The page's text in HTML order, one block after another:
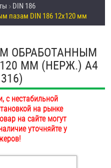
инструмент
DIN 186
пазам DIN 186 12х120 мм
ОБРАБОТАННЫМ
ММ (НЕРЖ.) A4
с нестабильной
на рынке
на сайте могут
уточняйте у